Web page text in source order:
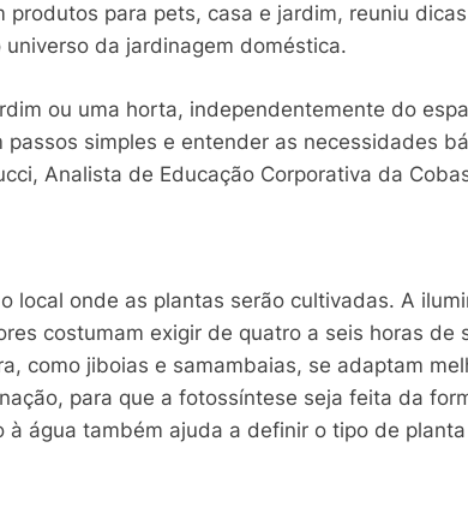
produtos para pets, casa e jardim, reuniu
da jardinagem doméstica.
ou uma horta, independentemente do
passos simples e entender as necessidades
Analista de Educação Corporativa da
local onde as plantas serão cultivadas. A
costumam exigir de quatro a seis horas de
como jiboias e samambaias, se adaptam
para que a fotossíntese seja feita da
à água também ajuda a definir o tipo de